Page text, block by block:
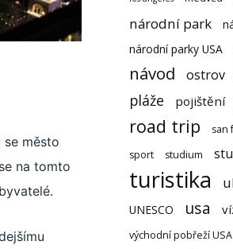
město
na tomto
národní park
národní parky USA
návod ostrov
pláže pojištění
road trip san
sport
studium
turistika
UNESCO usa
východní pobřeží USA